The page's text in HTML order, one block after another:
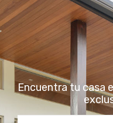
Encuentra tu casa